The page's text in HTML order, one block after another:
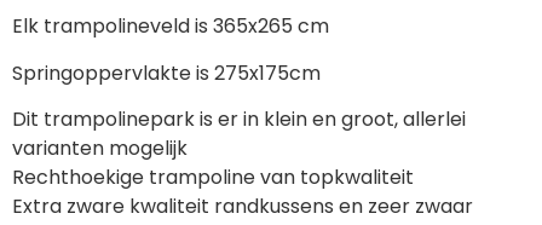
Elk trampolineveld is 365x265 cm
Springoppervlakte is 275x175cm
Dit trampolinepark is er in klein en groot, allerlei
varianten mogelijk
Rechthoekige trampoline van topkwaliteit
Extra zware kwaliteit randkussens en zeer zwaar